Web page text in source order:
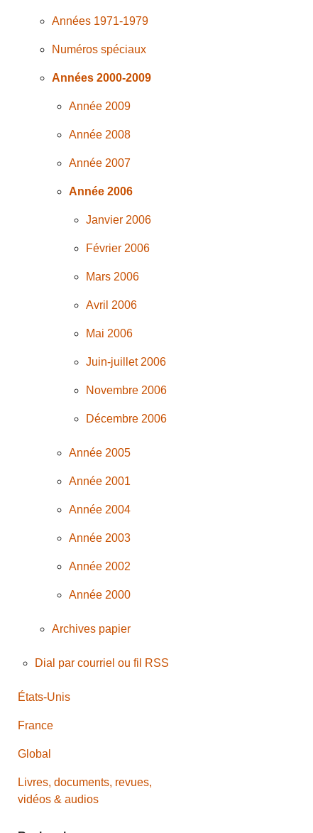
Années 1971-1979
Numéros spéciaux
Années 2000-2009
Année 2009
Année 2008
Année 2007
Année 2006
Janvier 2006
Février 2006
Mars 2006
Avril 2006
Mai 2006
Juin-juillet 2006
Novembre 2006
Décembre 2006
Année 2005
Année 2001
Année 2004
Année 2003
Année 2002
Année 2000
Archives papier
Dial par courriel ou fil RSS
États-Unis
France
Global
Livres, documents, revues,
vidéos & audios